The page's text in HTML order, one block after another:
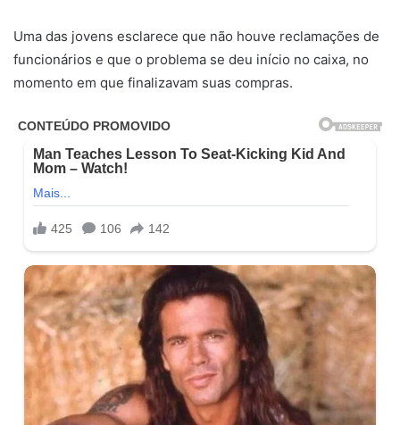
Uma das jovens esclarece que não houve reclamações de
funcionários e que o problema se deu início no caixa, no
momento em que finalizavam suas compras.